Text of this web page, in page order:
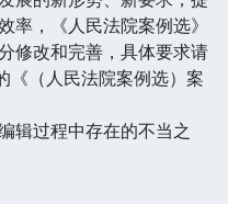
率，《人民法院案例选》
修改和完善，具体要求请
《（人民法院案例选）案
过程中存在的不当之